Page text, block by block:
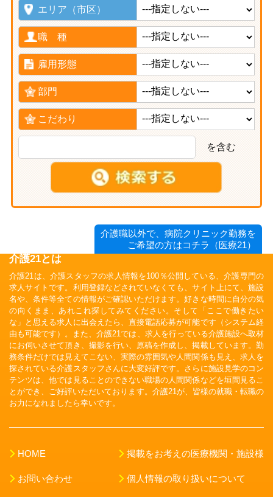
エリア（市区）
職 種
雇用形態
部門
こだわり
を含む
介護職以外で、病院クリニック勤務を
ご希望の方はコチラ（医療21）
介護21とは
介護21は、介護スタッフの求人情報を100％公開している、介護専門の
求人サイトです。利用登録などされていなくても、サイト上にて、施設
名や、条件等全ての情報がご確認いただけます。好きな時間に自分の気
の向くまま、あれこれ探してみてください。そして「ここで働きたい
な」と思える求人に出会えたら、直接電話応募が可能です（システム経
由も可能です）。また、介護21では、求人を行っている介護施設へ取材
にお伺いさせて頂き、撮影を行い、原稿を作成し、掲載しています。勤
務条件だけでは見えてこない、実際の雰囲気や人間関係も見え、求人を
探されている介護スタッフさんに大変好評です。さらに施設見学のコン
テンツは、他では見ることのできない職場の人間関係などを垣間見るこ
とができ、ご好評いただいております。介護21が、皆様の就職・転職の
お力になれましたら幸いです。
HOME
お問い合わせ
掲載をお考えの医療機関・施設様
個人情報の取り扱いについて